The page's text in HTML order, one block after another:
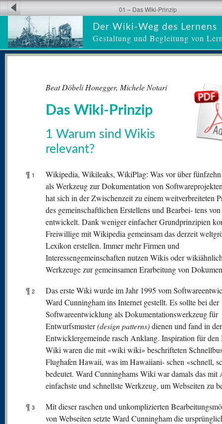
Der Wiki-Weg des Lernens
Gestaltung und Begleitung von
01 – Das Wiki-Prinzip
Beat Döbeli Honegger, Michele Notari
Das Wiki-Prinzip
1 Warum sind Wikis
relevant?
¶ 1
Wikipedia, Wikileaks, WikiPlag: Was vor über fünfzehn
als Werkzeug zur Dokumentation von
hat sich in der Zwischenzeit zu einem weitverbreiteten
des gemeinschaftlichen Erstellens und Bearbei- tens
entwickelt. Dank weniger einfacher Grundprinzipien
Freiwillige mit Wikipedia gemeinsam das derzeit
Lexikon erstellen. Immer mehr Firmen und
Interessengemeinschaften nutzen Wikis oder
Werkzeuge zur gemeinsamen Erarbeitung von
¶ 2
Das erste Wiki wurde im Jahr 1995 vom
Ward Cunningham ins Internet gestellt. Es sollte bei der
Softwareentwicklung als Dokumentationswerkzeug für
Entwurfsmuster(design patterns)dienen und fand in der
Entwicklergemeinde rasch Anklang. Inspiration für den
Wiki waren die mit «wiki wiki» beschrifteten
Flughafen Hawaii, was im Hawaiiani- schen «schnell,
bedeutet. Ward Cunninghams Wiki war damals das mit
einfachste und schnellste Werkzeug, um Webseiten zu
¶ 3
Mit dieser raschen und unkomplizierten
von Webseiten setzte Ward Cunningham die